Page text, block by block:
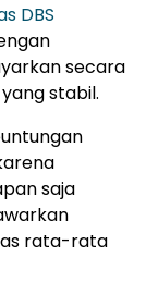
DBS
secara
stabil.
saja
rata-rata